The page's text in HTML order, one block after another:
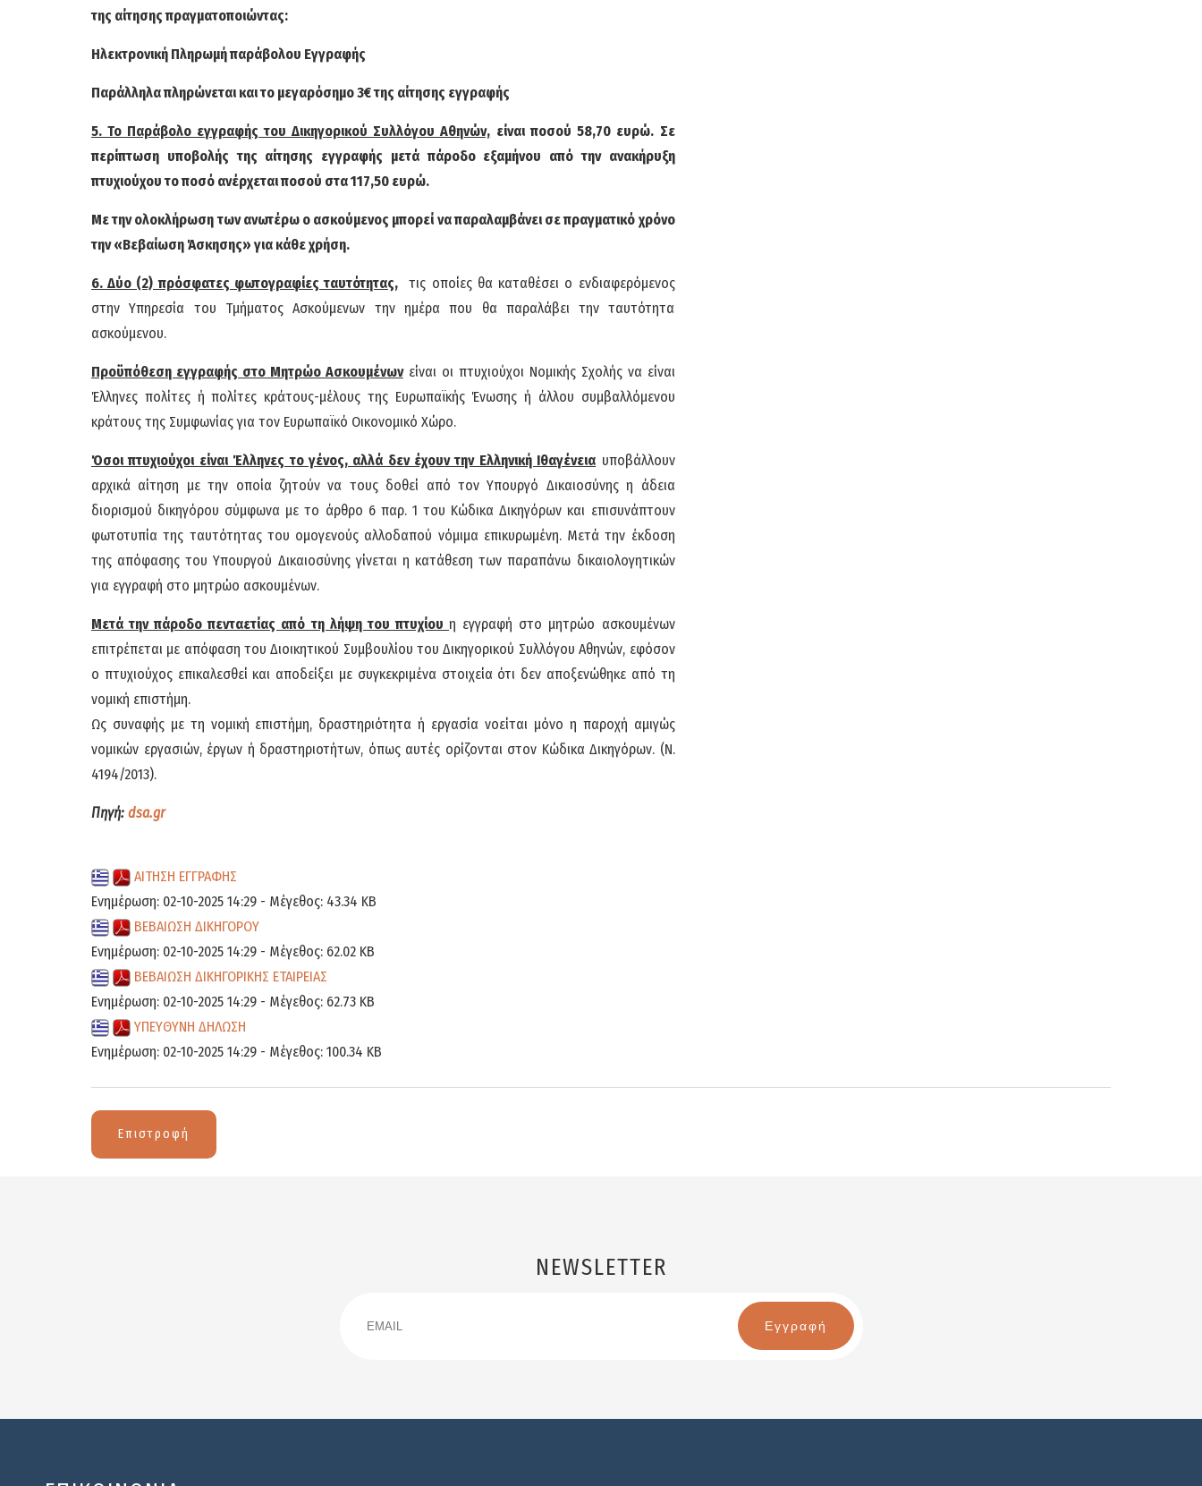
της αίτησης πραγματοποιώντας:
Ηλεκτρονική Πληρωμή παράβολου Εγγραφής
Παράλληλα πληρώνεται και το μεγαρόσημο 3€ της αίτησης εγγραφής
5. Το Παράβολο εγγραφής του Δικηγορικού Συλλόγου Αθηνών, είναι ποσού 58,70 ευρώ. Σε
περίπτωση υποβολής της αίτησης εγγραφής μετά πάροδο εξαμήνου από την ανακήρυξη
πτυχιούχου το ποσό ανέρχεται ποσού στα 117,50 ευρώ.
Με την ολοκλήρωση των ανωτέρω ο ασκούμενος μπορεί να παραλαμβάνει σε πραγματικό χρόνο
την «Βεβαίωση Άσκησης» για κάθε χρήση.
6. Δύο (2) πρόσφατες φωτογραφίες ταυτότητας, τις οποίες θα καταθέσει ο ενδιαφερόμενος
στην Υπηρεσία του Τμήματος Ασκούμενων την ημέρα που θα παραλάβει την ταυτότητα
ασκούμενου.
Προϋπόθεση εγγραφής στο Μητρώο Ασκουμένωνείναι οι πτυχιούχοι Νομικής Σχολής να είναι
Έλληνες πολίτες ή πολίτες κράτους-μέλους της Ευρωπαϊκής Ένωσης ή άλλου συμβαλλόμενου
κράτους της Συμφωνίας για τον Ευρωπαϊκό Οικονομικό Χώρο.
Όσοι πτυχιούχοι είναι Έλληνες το γένος, αλλά δεν έχουν την Ελληνική Ιθαγένεια υποβάλλουν
αρχικά αίτηση με την οποία ζητούν να τους δοθεί από τον Υπουργό Δικαιοσύνης η άδεια
διορισμού δικηγόρου σύμφωνα με το άρθρο 6 παρ. 1 του Κώδικα Δικηγόρων και επισυνάπτουν
φωτοτυπία της ταυτότητας του ομογενούς αλλοδαπού νόμιμα επικυρωμένη. Μετά την έκδοση
της απόφασης του Υπουργού Δικαιοσύνης γίνεται η κατάθεση των παραπάνω δικαιολογητικών
για εγγραφή στο μητρώο ασκουμένων.
Μετά την πάροδο πενταετίας από τη λήψη του πτυχίουη εγγραφή στο μητρώο ασκουμένων
επιτρέπεται με απόφαση του Διοικητικού Συμβουλίου του Δικηγορικού Συλλόγου Αθηνών, εφόσον
ο πτυχιούχος επικαλεσθεί και αποδείξει με συγκεκριμένα στοιχεία ότι δεν αποξενώθηκε από τη
νομική επιστήμη.
Ως συναφής με τη νομική επιστήμη, δραστηριότητα ή εργασία νοείται μόνο η παροχή αμιγώς
νομικών εργασιών, έργων ή δραστηριοτήτων, όπως αυτές ορίζονται στον Κώδικα Δικηγόρων. (Ν.
4194/2013).
Πηγή: dsa.gr
ΑΙΤΗΣΗ ΕΓΓΡΑΦΗΣ
Ενημέρωση: 02-10-2025 14:29 - Μέγεθος: 43.34 KB
ΒΕΒΑΙΩΣΗ ΔΙΚΗΓΟΡΟΥ
Ενημέρωση: 02-10-2025 14:29 - Μέγεθος: 62.02 KB
ΒΕΒΑΙΩΣΗ ΔΙΚΗΓΟΡΙΚΗΣ ΕΤΑΙΡΕΙΑΣ
Ενημέρωση: 02-10-2025 14:29 - Μέγεθος: 62.73 KB
ΥΠΕΥΘΥΝΗ ΔΗΛΩΣΗ
Ενημέρωση: 02-10-2025 14:29 - Μέγεθος: 100.34 KB
Επιστροφή
NEWSLETTER